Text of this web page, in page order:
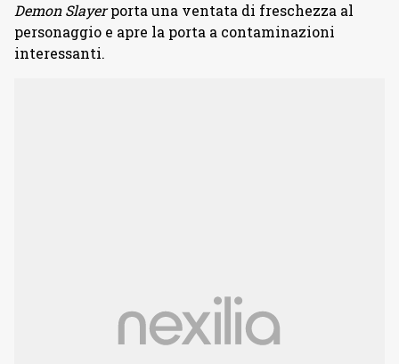
Demon Slayerporta una ventata di freschezza al
personaggio e apre la porta a contaminazioni
interessanti.